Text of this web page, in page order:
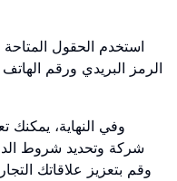
استخدم الحقول المتاحة
الرمز البريدي ورقم
وفي النهاية، يمكنك
شركة وتحديد شروط